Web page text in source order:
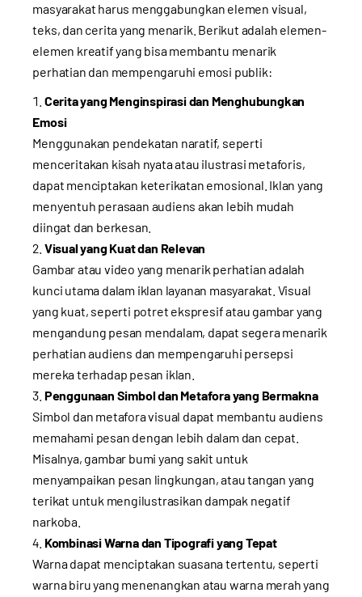
masyarakat harus menggabungkan elemen visual,
teks, dan cerita yang menarik. Berikut adalah elemen-
elemen kreatif yang bisa membantu menarik
perhatian dan mempengaruhi emosi publik:
Cerita yang Menginspirasi dan Menghubungkan
Emosi
Menggunakan pendekatan naratif, seperti
menceritakan kisah nyata atau ilustrasi metaforis,
dapat menciptakan keterikatan emosional. Iklan yang
menyentuh perasaan audiens akan lebih mudah
diingat dan berkesan.
Visual yang Kuat dan Relevan
Gambar atau video yang menarik perhatian adalah
kunci utama dalam iklan layanan masyarakat. Visual
yang kuat, seperti potret ekspresif atau gambar yang
mengandung pesan mendalam, dapat segera menarik
perhatian audiens dan mempengaruhi persepsi
mereka terhadap pesan iklan.
Penggunaan Simbol dan Metafora yang Bermakna
Simbol dan metafora visual dapat membantu audiens
memahami pesan dengan lebih dalam dan cepat.
Misalnya, gambar bumi yang sakit untuk
menyampaikan pesan lingkungan, atau tangan yang
terikat untuk mengilustrasikan dampak negatif
narkoba.
Kombinasi Warna dan Tipografi yang Tepat
Warna dapat menciptakan suasana tertentu, seperti
warna biru yang menenangkan atau warna merah yang